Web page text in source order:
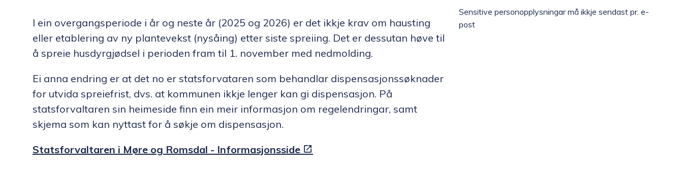
I ein overgangsperiode i år og neste år (2025 og 2026) er det ikkje krav om hausting
eller etablering av ny plantevekst (nysåing) etter siste spreiing. Det er dessutan høve til
å spreie husdyrgjødsel i perioden fram til 1. november med nedmolding.
Ei anna endring er at det no er statsforvataren som behandlar dispensasjonssøknader
for utvida spreiefrist, dvs. at kommunen ikkje lenger kan gi dispensasjon. På
statsforvaltaren sin heimeside finn ein meir informasjon om regelendringar, samt
skjema som kan nyttast for å søkje om dispensasjon.
Statsforvaltaren i Møre og Romsdal - Informasjonsside
Sensitive personopplysningar må ikkje sendast pr. e-
post